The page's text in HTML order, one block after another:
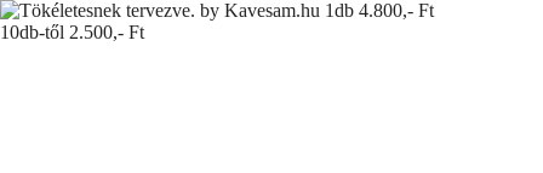
Skip
to